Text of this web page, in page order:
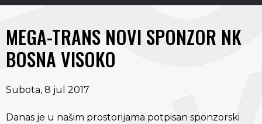
MEGA-TRANS NOVI SPONZOR NK
BOSNA VISOKO
Subota, 8 jul 2017
Danas je u našim prostorijama potpisan sponzorski